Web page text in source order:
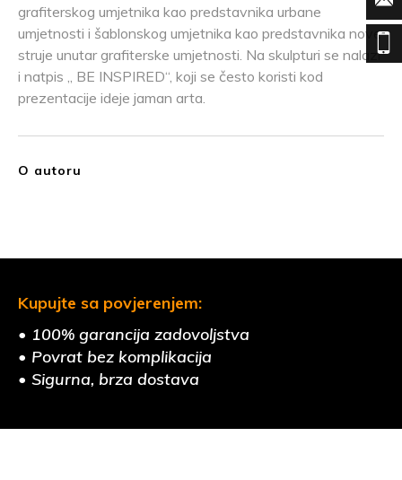
grafiterskog umjetnika kao predstavnika urbane
umjetnosti i šablonskog umjetnika kao predstavnika nove
struje unutar grafiterske umjetnosti. Na skulpturi se nalazi
i natpis „ BE INSPIRED“, koji se često koristi kod
prezentacije ideje jaman arta.
O autoru
Kupujte sa povjerenjem:
• 100% garancija zadovoljstva
• Povrat bez komplikacija
• Sigurna, brza dostava